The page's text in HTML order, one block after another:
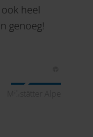
heel
genoeg!
Millstätter Alpe